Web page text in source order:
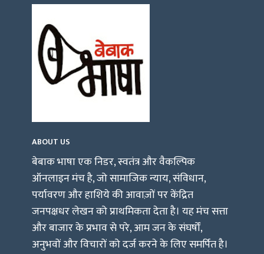
ABOUT US
बेबाक भाषा एक निडर, स्वतंत्र और वैकल्पिक
ऑनलाइन मंच है, जो सामाजिक न्याय, संविधान,
पर्यावरण और हाशिये की आवाज़ों पर केंद्रित
जनपक्षधर लेखन को प्राथमिकता देता है। यह मंच सत्ता
और बाजार के प्रभाव से परे, आम जन के संघर्षों,
अनुभवों और विचारों को दर्ज करने के लिए समर्पित है।